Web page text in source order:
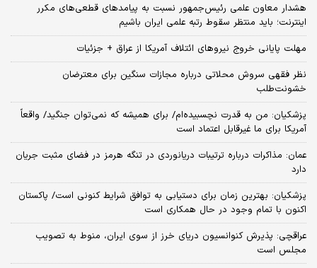
هشدار معاون علمی رئیس‌جمهور نسبت به پیامدهای قطعی‌های مکرر
اینترنت؛ باید منتظر سقوط رتبه علمی ایران باشیم
مهلت پایانی خروج نیروهای ائتلاف آمریکا از عراق + جزئیات
نظر فقهی سروش محلاتی درباره مجازات سنگین برای معترضان
خشونت‌طلب
پزشکیان: من به قدرت نچسبیده‌ام/ برای همیشه که نمی‌توان جنگید/ واقعاً
آمریکا برای ما غیرقابل اعتماد است
عمان: مذاکرات درباره ترتیبات دریانوردی در تنگه هرمز در فضای مثبت جریان
دارد
پزشکیان‌: بهترین زمان برای دستیابی به توافق شرایط کنونی است/ پاکستان
اکنون با تمام وجود در حال همکاری است
عراقچی: پذیرش کنوانسیون دریای خرز از سوی ایران، منوط به تصویب
مجلس است